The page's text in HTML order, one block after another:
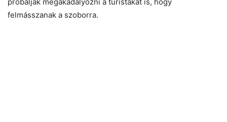
felmásszanak a szoborra.